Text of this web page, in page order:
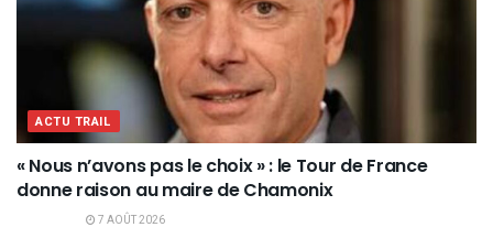
ACTU TRAIL
« Nous n’avons pas le choix » : le Tour de France
donne raison au maire de Chamonix
7 AOÛT 2026